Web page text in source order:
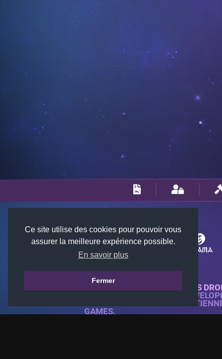
Ce site utilise des cookies pour pouvoir vous
assurer la meilleure expérience possible.
En savoir plus
Fermer
© 2018-2026 KTARENA. TOUS
SITE WEB ENTIÈREMENT
TOUTES LES IMAGES
GAMES.